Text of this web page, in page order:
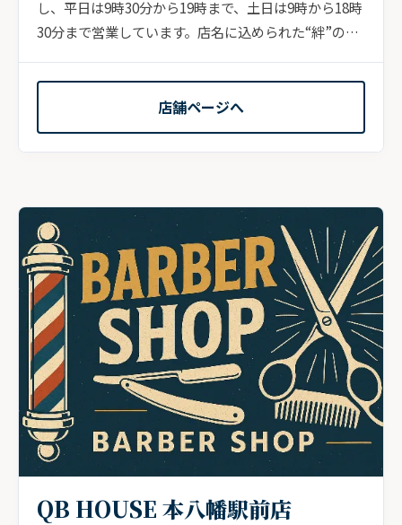
し、平日は9時30分から19時まで、土日は9時から18時
30分まで営業しています。店名に込められた“絆”の想
店舗ページへ
QB HOUSE 本八幡駅前店